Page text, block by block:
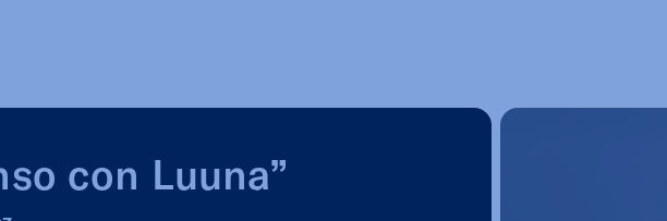
con Luuna”